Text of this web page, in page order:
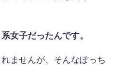
女子だったんです。
ませんが、そんなぽっち